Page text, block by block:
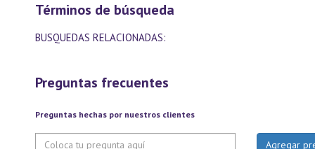
Términos de búsqueda
BUSQUEDAS RELACIONADAS:
Preguntas frecuentes
Preguntas hechas por nuestros clientes